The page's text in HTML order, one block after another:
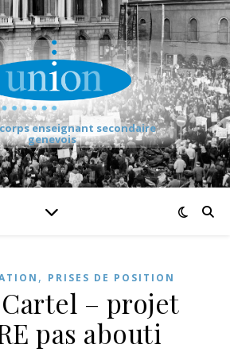
enseignant secondaire
genevois
, PRISES DE POSITION
Cartel – projet
pas abouti